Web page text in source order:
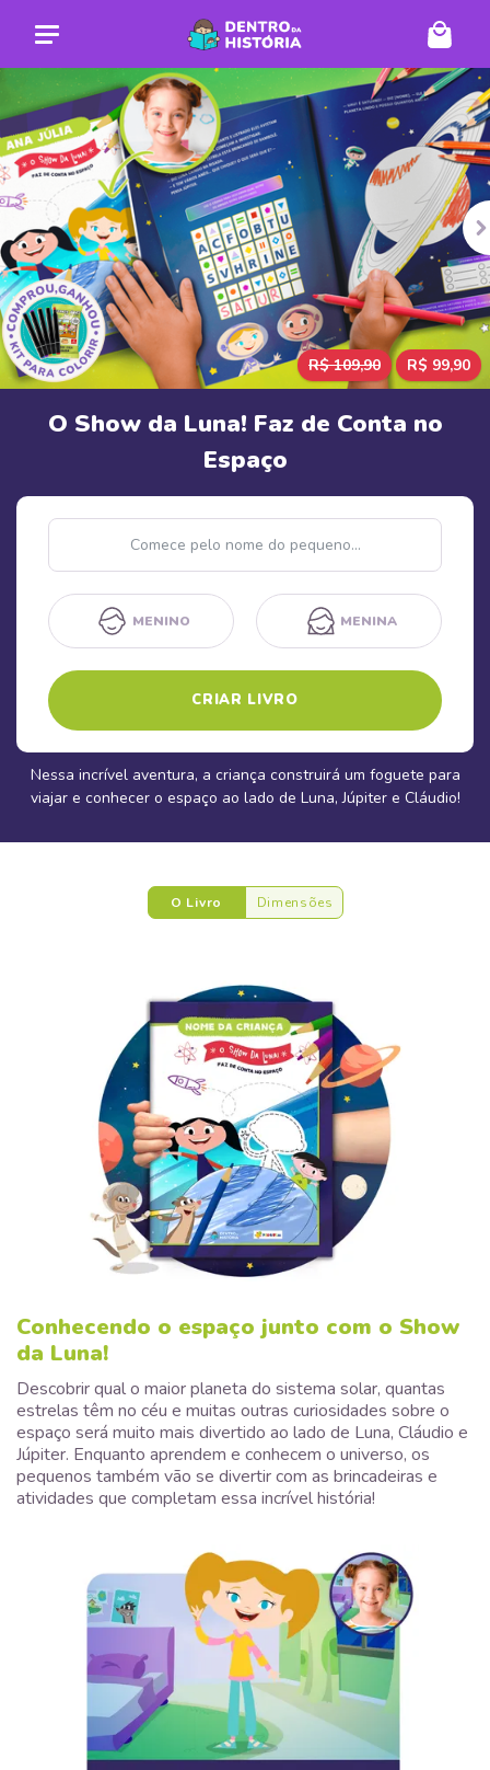
R$ 109,90 R$ 99,90
ANTERIOR
O Show da Luna! Faz de Conta no
Espaço
Nome
MENINO MENINA
CRIAR LIVRO
Nessa incrível aventura, a criança construirá um foguete para
viajar e conhecer o espaço ao lado de Luna, Júpiter e Cláudio!
O Livro Dimensões
Conhecendo o espaço junto com o Show
da Luna!
Descobrir qual o maior planeta do sistema solar, quantas
estrelas têm no céu e muitas outras curiosidades sobre o
espaço será muito mais divertido ao lado de Luna, Cláudio e
Júpiter. Enquanto aprendem e conhecem o universo, os
pequenos também vão se divertir com as brincadeiras e
atividades que completam essa incrível história!